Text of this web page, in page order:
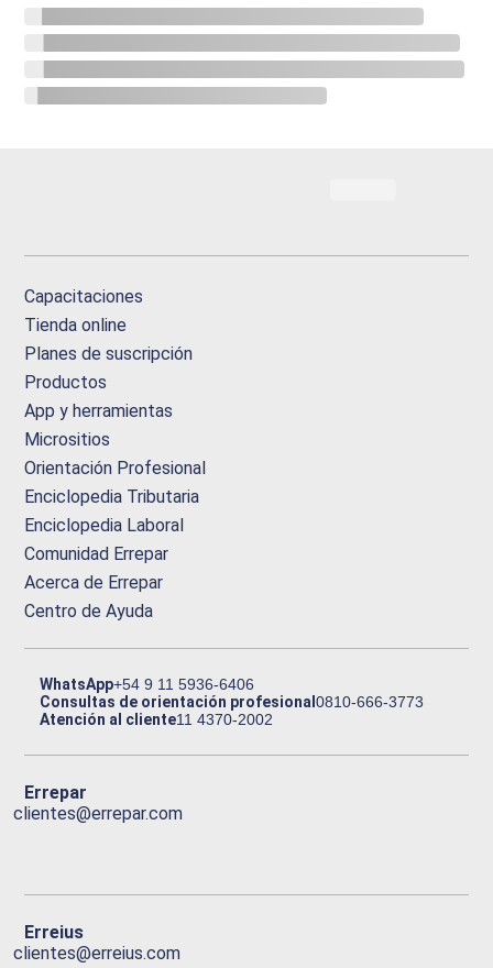
Capacitaciones
Tienda online
Planes de suscripción
Productos
App y herramientas
Micrositios
Orientación Profesional
Enciclopedia Tributaria
Enciclopedia Laboral
Comunidad Errepar
Acerca de Errepar
Centro de Ayuda
WhatsApp+54 9 11 5936-6406
Consultas de orientación profesional0810-666-3773
Atención al cliente11 4370-2002
Errepar
clientes@errepar.com
Erreius
clientes@erreius.com